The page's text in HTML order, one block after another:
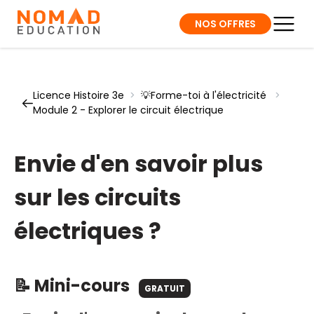
NOS OFFRES
Licence Histoire 3e > 💡Forme-toi à l'électricité
>
Module 2 - Explorer le circuit électrique
Envie d'en savoir plus
sur les circuits
électriques ?
📝 Mini-cours GRATUIT